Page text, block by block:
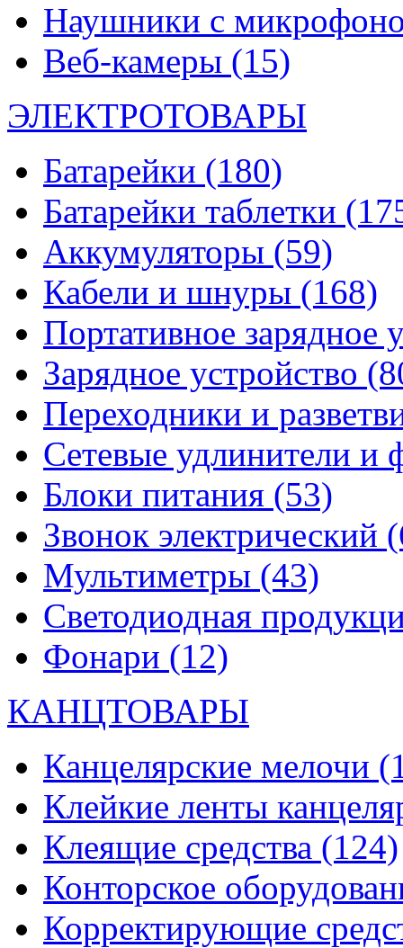
Наушники с
Веб-камеры (15)
ЭЛЕКТРОТОВАРЫ
Батарейки (180)
Батарейки таблетки
Аккумуляторы (59)
Кабели и шнуры (168)
Портативное зарядное
Зарядное устройство
Переходники и
Сетевые удлинители и
Блоки питания (53)
Звонок электрический
Мультиметры (43)
Светодиодная
Фонари (12)
КАНЦТОВАРЫ
Канцелярские мелочи
Клейкие ленты
Клеящие средства (124)
Конторское
Корректирующие